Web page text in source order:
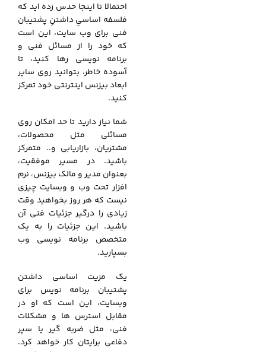
احتمالا تا اینجا حدس زده اید که
فلسفه اساسیِ داشتنِ پشتیبان
فنی برای وب سایت، این است
که خود را از مسائل فنی و
برنامه نویسی رها کنید، تا
آسوده خاطر، بتوانید روی سایر
ابعاد بیزنس اینترنتی خود تمرکز
کنید.
شما نیاز دارید تا حد امکان روی
مسائلی مثل محصولات،
مشتریان، بازاریابی و.. متمرکز
باشید. در مسیر موفقیت،
بعنوان مدیر و مالک بیزنس، نرم
افزار تحت وب و وبسایت چیزی
نیست که هر روز بخواهید وقت
زیادی را درگیر جزئیات فنی آن
باشید. این جزئیات را به یک
متخصص برنامه نویسی وب
بسپارید.
یک مزیت اساسی داشتن
پشتیبان برنامه نویس برای
وبسایت، این است که او در
مقابل استرس ها و مشکلات
فنی، مثل ضربه گیر یا سپر
دفاعی برایتان کار خواهد کرد.